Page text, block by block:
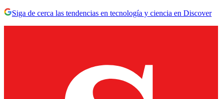
Siga de cerca las tendencias en tecnología y ciencia en Discover